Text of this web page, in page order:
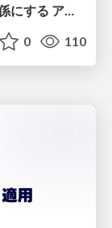
0 110